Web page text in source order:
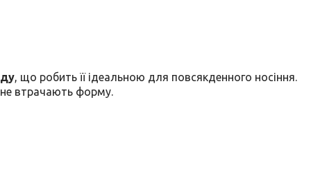
, що робить її ідеальною для повсякденного носіння.
втрачають форму.